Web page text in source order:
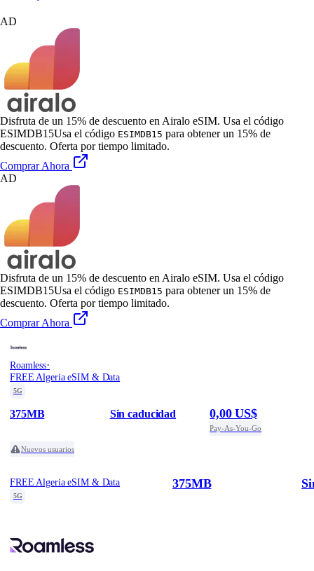
AD
Disfruta de un 15% de descuento en Airalo eSIM. Usa el código
ESIMDB15Usa el código ESIMDB15 para obtener un 15% de
descuento. Oferta por tiempo limitado.
Comprar Ahora
AD
Disfruta de un 15% de descuento en Airalo eSIM. Usa el código
ESIMDB15Usa el código ESIMDB15 para obtener un 15% de
descuento. Oferta por tiempo limitado.
Comprar Ahora
Roamless·
FREE Algeria eSIM & Data
5G
375MB Sin caducidad 0,00 US$
Pay-As-You-Go
Nuevos usuarios
FREE Algeria eSIM & Data
5G
375MB